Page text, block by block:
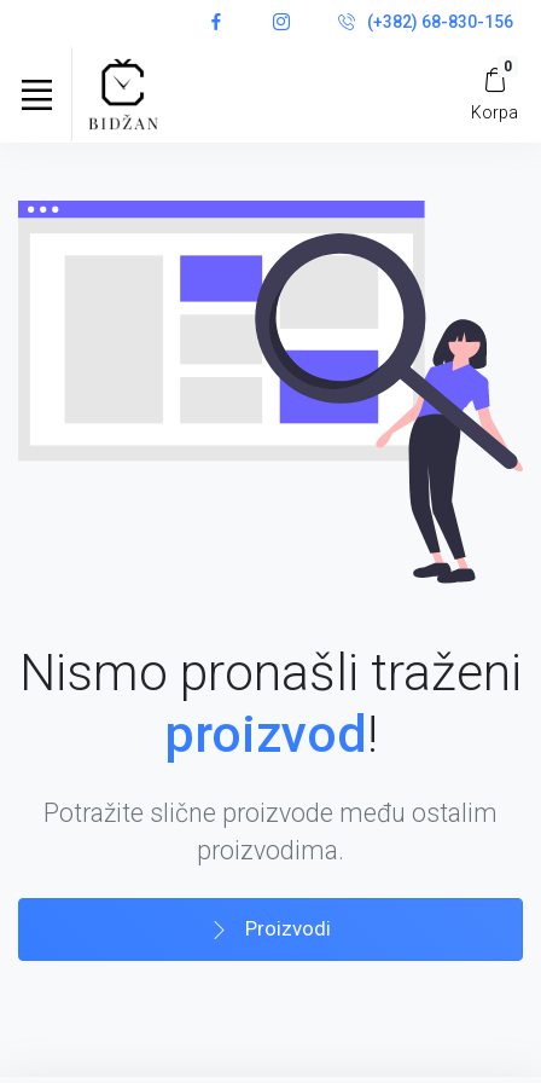
(+382) 68-830-156
0
Korpa
Nismo pronašli traženi
proizvod !
Potražite slične proizvode među ostalim
proizvodima.
Proizvodi